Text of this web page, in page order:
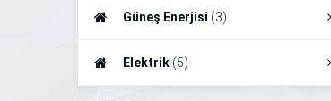
Güneş Enerjisi (3)
Elektrik (5)